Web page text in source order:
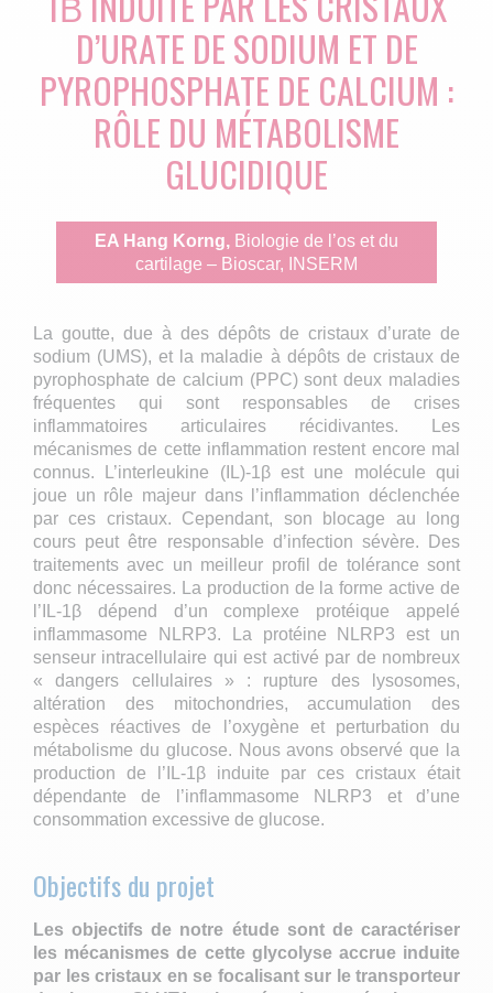
D’URATE DE SODIUM ET DE
PYROPHOSPHATE DE CALCIUM :
RÔLE DU MÉTABOLISME
GLUCIDIQUE
EA Hang Korng, Biologie de l’os et du
cartilage – Bioscar, INSERM
La goutte, due à des dépôts de cristaux d’urate de
sodium (UMS), et la maladie à dépôts de cristaux de
pyrophosphate de calcium (PPC) sont deux maladies
fréquentes qui sont responsables de crises
inflammatoires articulaires récidivantes. Les
mécanismes de cette inflammation restent encore mal
connus. L’interleukine (IL)-1β est une molécule qui
joue un rôle majeur dans l’inflammation déclenchée
par ces cristaux. Cependant, son blocage au long
cours peut être responsable d’infection sévère. Des
traitements avec un meilleur profil de tolérance sont
donc nécessaires. La production de la forme active de
l’IL-1β dépend d’un complexe protéique appelé
inflammasome NLRP3. La protéine NLRP3 est un
senseur intracellulaire qui est activé par de nombreux
« dangers cellulaires » : rupture des lysosomes,
altération des mitochondries, accumulation des
espèces réactives de l’oxygène et perturbation du
métabolisme du glucose. Nous avons observé que la
production de l’IL-1β induite par ces cristaux était
dépendante de l’inflammasome NLRP3 et d’une
consommation excessive de glucose.
Objectifs du projet
Les objectifs de notre étude sont de caractériser
les mécanismes de cette glycolyse accrue induite
par les cristaux en se focalisant sur le transporteur